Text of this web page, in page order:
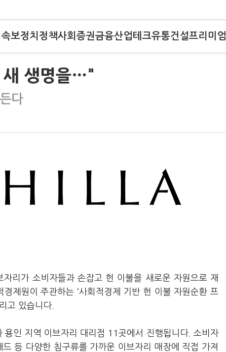
속보정치 정책사회 증권금융산업테크유통건설프리미엄
새 생명을…"
다
리가 소비자들과 손잡고 헌 이불을 새로운 자원으로 재
제원이 주관하는 ‘사회적경제 기반 헌 이불 자원순환 프
고 있습니다.
인 지역 이브자리 대리점 11곳에서 진행됩니다. 소비자
등 다양한 침구류를 가까운 이브자리 매장에 직접 가져